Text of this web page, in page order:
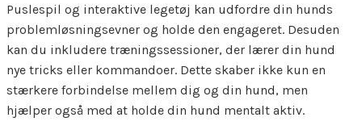
Puslespil og interaktive legetøj kan udfordre din hunds
problemløsningsevner og holde den engageret. Desuden
kan du inkludere træningssessioner, der lærer din hund
nye tricks eller kommandoer. Dette skaber ikke kun en
stærkere forbindelse mellem dig og din hund, men
hjælper også med at holde din hund mentalt aktiv.